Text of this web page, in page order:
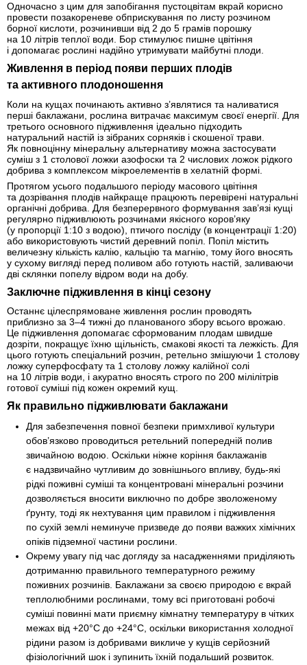
Одночасно з цим для запобігання пустоцвітам вкрай корисно
провести позакореневе обприскування по листу розчином
борної кислоти, розчинивши від 2 до 5 грамів порошку
на 10 літрів теплої води. Бор стимулює пишне цвітіння
і допомагає рослині надійно утримувати майбутні плоди.
Живлення в період появи перших плодів
та активного плодоношення
Коли на кущах починають активно з’являтися та наливатися
перші баклажани, рослина витрачає максимум своєї енергії. Для
третього основного підживлення ідеально підходить
натуральний настій із зібраних сорняків і скошеної трави.
Як повноцінну мінеральну альтернативу можна застосувати
суміш з 1 столової ложки азофоски та 2 числових ложок рідкого
добрива з комплексом мікроелементів в хелатній формі.
Протягом усього подальшого періоду масового цвітіння
та дозрівання плодів найкраще працюють перевірені натуральні
органічні добрива. Для безперервного формування зав’язі кущі
регулярно підживлюють розчинами якісного коров’яку
(у пропорції 1:10 з водою), птичого посліду (в концентрації 1:20)
або використовують чистий деревний попіл. Попіл містить
величезну кількість калію, кальцію та магнію, тому його вносять
у сухому вигляді перед поливом або готують настій, заливаючи
дві склянки попелу відром води на добу.
Заключне підживлення в кінці сезону
Останнє цілеспрямоване живлення рослин проводять
приблизно за 3–4 тижні до планованого збору всього врожаю.
Це підживлення допомагає сформованим плодам швидше
дозріти, покращує їхню щільність, смакові якості та лежкість. Для
цього готують спеціальний розчин, ретельно змішуючи 1 столову
ложку суперфосфату та 1 столову ложку калійної солі
на 10 літрів води, і акуратно вносять строго по 200 мілілітрів
готової суміші під кожен окремий кущ.
Як правильно підживлювати баклажани
Для забезпечення повної безпеки примхливої культури
обов’язково проводиться ретельний попередній полив
звичайною водою. Оскільки ніжне коріння баклажанів
є надзвичайно чутливим до зовнішнього впливу, будь-які
рідкі поживні суміші та концентровані мінеральні розчини
дозволяється вносити виключно по добре зволоженому
ґрунту, тоді як нехтування цим правилом і підживлення
по сухій землі неминуче призведе до появи важких хімічних
опіків підземної частини рослини.
Окрему увагу під час догляду за насадженнями приділяють
дотриманню правильного температурного режиму
поживних розчинів. Баклажани за своєю природою є вкрай
теплолюбними рослинами, тому всі приготовані робочі
суміші повинні мати приємну кімнатну температуру в чітких
межах від +20°C до +24°C, оскільки використання холодної
рідини разом із добривами викличе у кущів серйозний
фізіологічний шок і зупинить їхній подальший розвиток.